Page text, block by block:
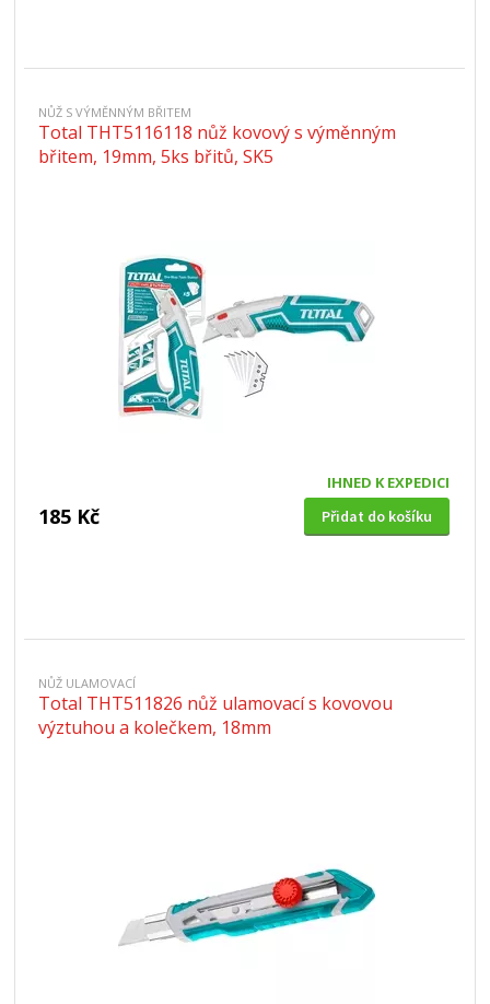
NŮŽ S VÝMĚNNÝM BŘITEM
Total THT5116118 nůž kovový s výměnným
břitem, 19mm, 5ks břitů, SK5
IHNED K EXPEDICI
185 Kč Přidat do košíku
NŮŽ ULAMOVACÍ
Total THT511826 nůž ulamovací s kovovou
výztuhou a kolečkem, 18mm